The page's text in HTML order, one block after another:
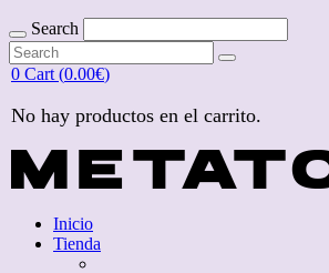
Search
for:
Search
Search
for:
0 Cart (0.00€)
No hay productos en el carrito.
Inicio
Tienda